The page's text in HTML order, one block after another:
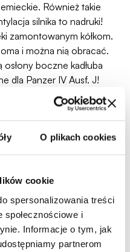
O plikach cookies
cookie
spersonalizowania treści
społecznościowe i
Informacje o tym, jak
partnerom
Również takie
silnika to nadruki!
zamontowanym kółkom.
i można nią obracać.
boczne kadłuba
dla Panzer IV Ausf. J!
początek przygody z
Czołg Panzer IV to
kolekcjonerów. Zajmuje
swoje miejsce na
regale z książkami.
elementów. Wyraź
historię klocek po klocku!
z ponad 20-letnią